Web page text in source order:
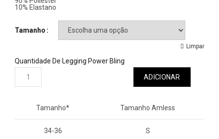
10% Elastano
Tamanho
Limpar
Quantidade De Legging Power Bling
ADICIONAR
Tamanho* Tamanho Amless
34-36 S